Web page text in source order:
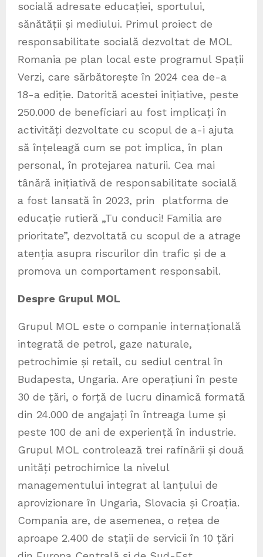
socială adresate educației, sportului,
sănătății și mediului. Primul proiect de
responsabilitate socială dezvoltat de MOL
Romania pe plan local este programul Spații
Verzi, care sărbătorește în 2024 cea de-a
18-a ediție. Datorită acestei inițiative, peste
250.000 de beneficiari au fost implicați în
activități dezvoltate cu scopul de a-i ajuta
să înțeleagă cum se pot implica, în plan
personal, în protejarea naturii. Cea mai
tânără inițiativă de responsabilitate socială
a fost lansată în 2023, prin platforma de
educație rutieră „Tu conduci! Familia are
prioritate”, dezvoltată cu scopul de a atrage
atenția asupra riscurilor din trafic și de a
promova un comportament responsabil.
Despre Grupul MOL
Grupul MOL este o companie internațională
integrată de petrol, gaze naturale,
petrochimie și retail, cu sediul central în
Budapesta, Ungaria. Are operațiuni în peste
30 de țări, o forță de lucru dinamică formată
din 24.000 de angajați în întreaga lume și
peste 100 de ani de experiență în industrie.
Grupul MOL controlează trei rafinării și două
unități petrochimice la nivelul
managementului integrat al lanțului de
aprovizionare în Ungaria, Slovacia și Croația.
Compania are, de asemenea, o rețea de
aproape 2.400 de stații de servicii în 10 țări